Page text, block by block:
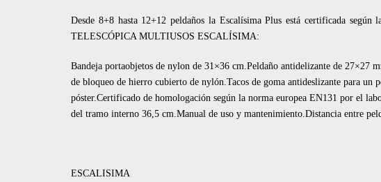
Desde 8+8 hasta 12+12 peldaños la Escalísima Plus está certificada
TELESCÓPICA MULTIUSOS ESCALÍSIMA:
Bandeja portaobjetos de nylon de 31×36 cm.Peldaño antidelizante de
de bloqueo de hierro cubierto de nylón.Tacos de goma antideslizante para
póster.Certificado de homologación según la norma europea EN131 por el
del tramo interno 36,5 cm.Manual de uso y mantenimiento.Distancia entre
ESCALISIMA